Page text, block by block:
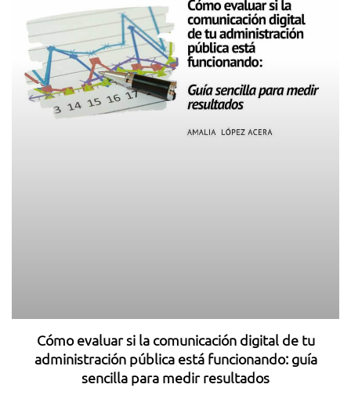
Cómo evaluar si la comunicación digital de tu
administración pública está funcionando: guía
sencilla para medir resultados